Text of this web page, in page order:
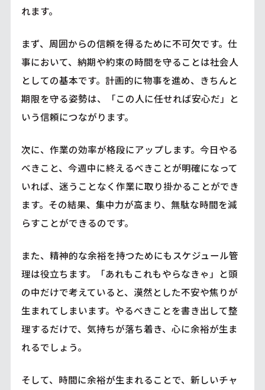
れます。
まず、周囲からの信頼を得るために不可欠です。仕
事において、納期や約束の時間を守ることは社会人
としての基本です。計画的に物事を進め、きちんと
期限を守る姿勢は、「この人に任せれば安心だ」と
いう信頼につながります。
次に、作業の効率が格段にアップします。今日やる
べきこと、今週中に終えるべきことが明確になって
いれば、迷うことなく作業に取り掛かることができ
ます。その結果、集中力が高まり、無駄な時間を減
らすことができるのです。
また、精神的な余裕を持つためにもスケジュール管
理は役立ちます。「あれもこれもやらなきゃ」と頭
の中だけで考えていると、漠然とした不安や焦りが
生まれてしまいます。やるべきことを書き出して整
理するだけで、気持ちが落ち着き、心に余裕が生ま
れるでしょう。
そして、時間に余裕が生まれることで、新しいチャ